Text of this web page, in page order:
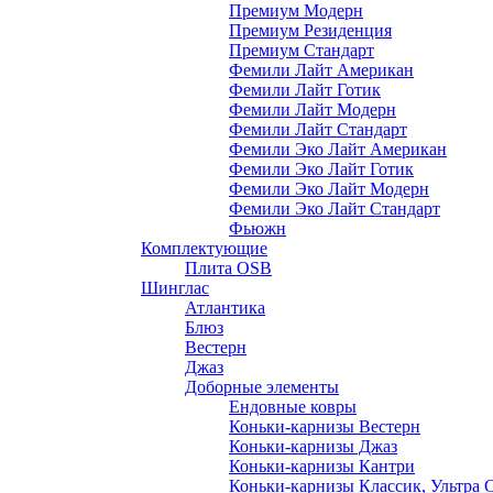
Премиум Модерн
Премиум Резиденция
Премиум Стандарт
Фемили Лайт Американ
Фемили Лайт Готик
Фемили Лайт Модерн
Фемили Лайт Стандарт
Фемили Эко Лайт Американ
Фемили Эко Лайт Готик
Фемили Эко Лайт Модерн
Фемили Эко Лайт Стандарт
Фьюжн
Комплектующие
Плита OSB
Шинглас
Атлантика
Блюз
Вестерн
Джаз
Доборные элементы
Ендовные ковры
Коньки-карнизы Вестерн
Коньки-карнизы Джаз
Коньки-карнизы Кантри
Коньки-карнизы Классик, Ультра